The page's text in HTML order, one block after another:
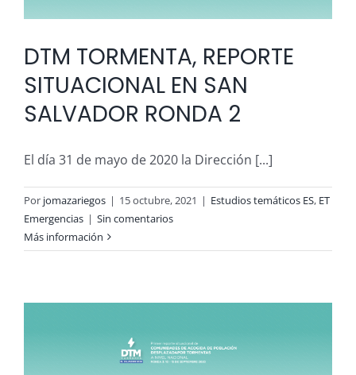
DTM TORMENTA, REPORTE
SITUACIONAL EN SAN
SALVADOR RONDA 2
El día 31 de mayo de 2020 la Dirección [...]
Por jomazariegos | 15 octubre, 2021 | Estudios temáticos ES, ET
Emergencias | Sin comentarios
Más información